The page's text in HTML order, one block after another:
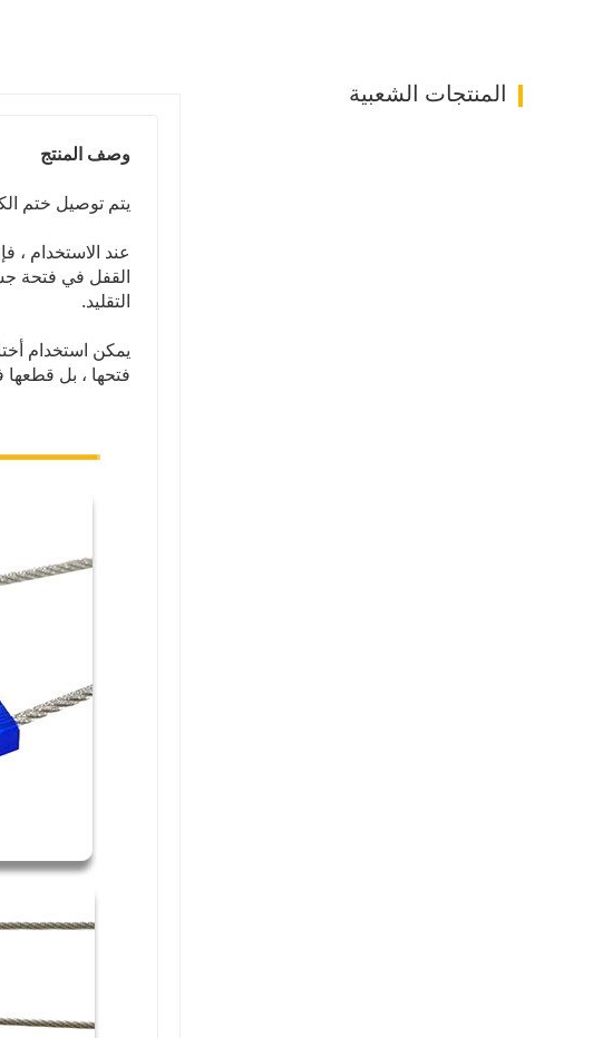
وصف المنتج
يتم توصيل ختم
عند الاستخدام ،
القفل في فتحة
التقليد.
يمكن استخدام
فتحها ، بل
المنتجات الشعبية